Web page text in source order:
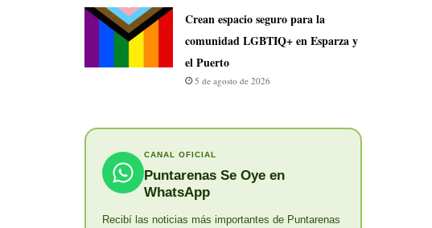
Crean espacio seguro para la
comunidad LGBTIQ+ en Esparza y
el Puerto
5 de agosto de 2026
CANAL OFICIAL
Puntarenas Se Oye en
WhatsApp
Recibí las noticias más importantes de Puntarenas